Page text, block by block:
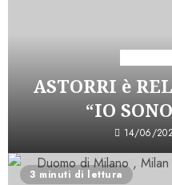
ASTORRI è
“IO
14/06/
3 minuti di lettura